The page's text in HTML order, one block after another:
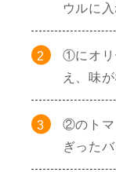
ウルに入
①にオリ
え、味
②のトマ
ぎった